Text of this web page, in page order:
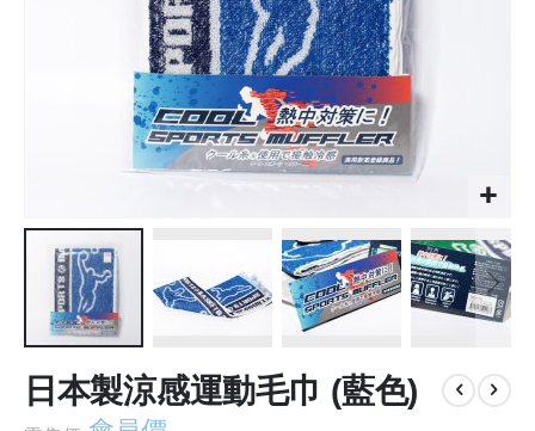
to
the
日本製涼感運動毛巾 (藍色)